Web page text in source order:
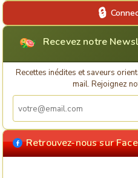
Recevez notre
Recettes inédites et saveurs
mail. Rejoignez
Retrouvez-nous sur